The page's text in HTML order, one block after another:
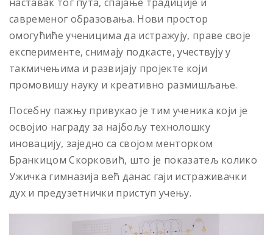
савременог образовања. Нови простор
омогућиће ученицима да истражују, праве своје
експерименте, снимају подкасте, учествују у
такмичењима и развијају пројекте који
промовишу науку и креативно размишљање.
Посебну пажњу привукао је тим ученика који је
освојио награду за најбољу технолошку
иновацију, заједно са својом менторком
Бранкицом Скорковић, што је показатељ колико
Ужичка гимназија већ данас гаји истраживачки
дух и предузетнички приступ учењу.